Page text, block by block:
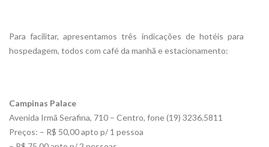
Para facilitar, apresentamos três indicações de hotéis para
hospedagem, todos com café da manhã e estacionamento:
Campinas Palace
Avenida Irmã Serafina, 710 – Centro, fone (19) 3236.5811
Preços: – R$ 50,00 apto p/ 1 pessoa